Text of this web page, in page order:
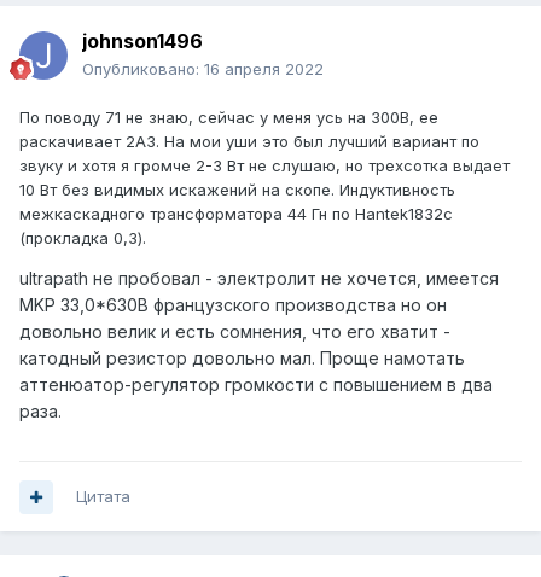
johnson1496
Опубликовано: 16 апреля 2022
По поводу 71 не знаю, сейчас у меня усь на 300В, ее
раскачивает 2А3. На мои уши это был лучший вариант по
звуку и хотя я громче 2-3 Вт не слушаю, но трехсотка выдает
10 Вт без видимых искажений на скопе. Индуктивность
межкаскадного трансформатора 44 Гн по Hantek1832c
(прокладка 0,3).
ultrapath не пробовал - электролит не хочется, имеется
MKP 33,0*630В французского производства но он
довольно велик и есть сомнения, что его хватит -
катодный резистор довольно мал. Проще намотать
аттенюатор-регулятор громкости с повышением в два
раза.
Цитата